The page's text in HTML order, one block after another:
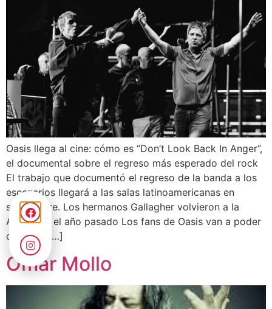
Oasis llega al cine: cómo es “Don’t Look Back In Anger”,
el documental sobre el regreso más esperado del rock
El trabajo que documentó el regreso de la banda a los
escenarios llegará a las salas latinoamericanas en
septiembre. Los hermanos Gallagher volvieron a la
Argentina el año pasado Los fans de Oasis van a poder
disfrutar […]
Omar Mollo